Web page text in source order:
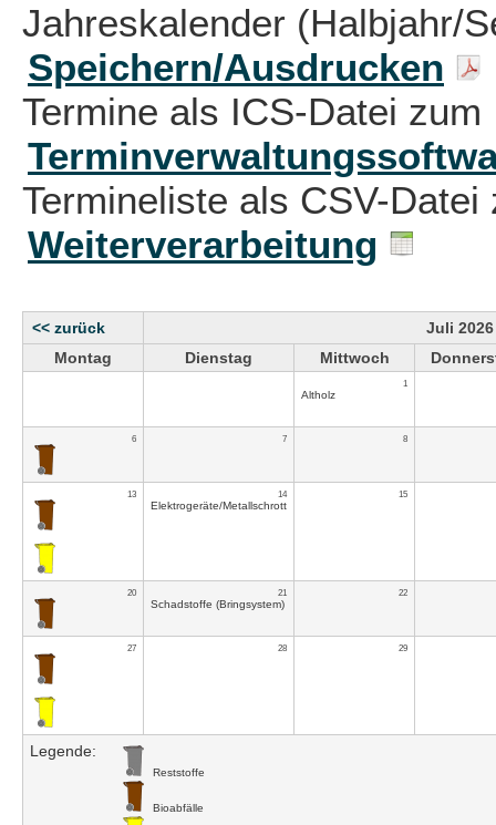
Jahreskalender (Halbjahr/
Speichern/Ausdrucken
Termine als ICS-Datei zum
Termineliste als CSV-
Weiterverarbeitung
<< zurück
Juli 2026
Montag
Dienstag Mittwoch
1
Altholz
6 7 8
13 14
Elektrogeräte/Metallschrott
15
20 21
Schadstoffe (Bringsystem)
22
27 28 29
Legende:
Reststoffe
Bioabfälle